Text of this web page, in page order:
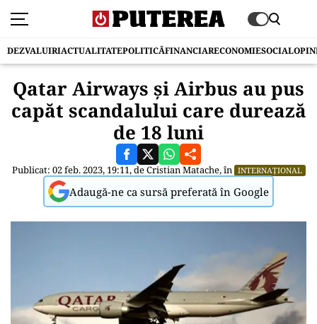
DEZVALUIRIACTUALITATEPOLITICĂFINANCIARECONOMIESOCIAL
Qatar Airways și Airbus au pus
capăt scandalului care durează
de 18 luni
Publicat: 02 feb. 2023, 19:11, deCristian Matache, în INTERNAȚIONAL
Adaugă-ne ca sursă preferată în Google